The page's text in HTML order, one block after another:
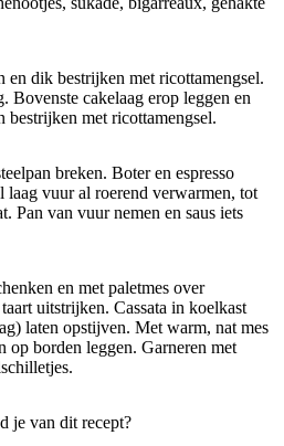
en dik bestrijken met ricottamengsel.
Bovenste cakelaag erop leggen en
bestrijken met ricottamengsel.
breken. Boter en espresso
laag vuur al roerend verwarmen, tot
Pan van vuur nemen en saus iets
en met paletmes over
uitstrijken. Cassata in koelkast
laten opstijven. Met warm, nat mes
op borden leggen. Garneren met
je van dit recept?